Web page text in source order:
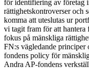
för identifiering av företag
rättighetskontroverser och
komma att uteslutas ur
vi tagit fram för att hantera
fokus på mänskliga
FN:s vägledande principer
fondens policy för
Andra AP-fondens